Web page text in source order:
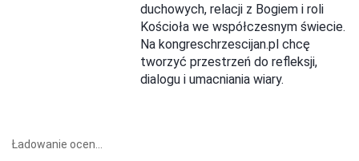
duchowych, relacji z Bogiem i roli
Kościoła we współczesnym świecie.
Na kongreschrzescijan.pl chcę
tworzyć przestrzeń do refleksji,
dialogu i umacniania wiary.
Ładowanie ocen...